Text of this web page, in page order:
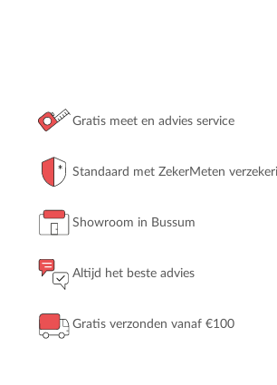
Gratis meet en advies service
Standaard met ZekerMeten
Showroom in Bussum
Altijd het beste advies
Gratis verzonden vanaf €100